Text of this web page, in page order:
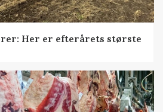
Her er efterårets største